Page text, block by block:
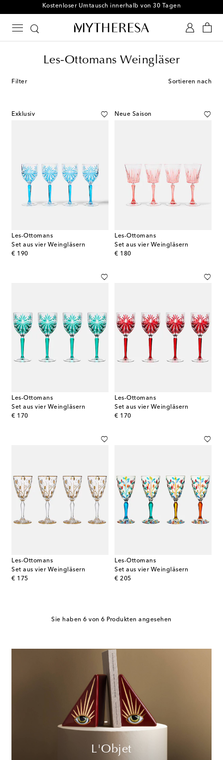
Kostenloser Umtausch innerhalb von 30 Tagen
Les-Ottomans Weingläser
Filter Sortieren nach
Exklusiv
Les-Ottomans
Set aus vier Weingläsern
€ 190
original price
Neue Saison
Les-Ottomans
Set aus vier Weingläsern
€ 180
original price
Les-Ottomans
Set aus vier Weingläsern
€ 170
original price
Les-Ottomans
Set aus vier Weingläsern
€ 170
original price
Les-Ottomans
Set aus vier Weingläsern
€ 175
original price
Les-Ottomans
Set aus vier Weingläsern
€ 205
original price
Sie haben 6 von 6 Produkten angesehen
L'Objet